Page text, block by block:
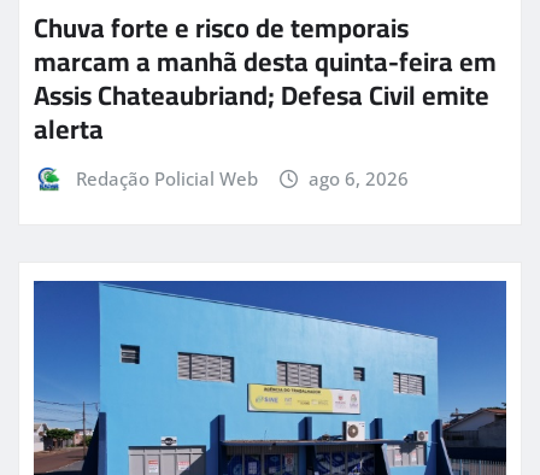
Chuva forte e risco de temporais
marcam a manhã desta quinta-feira em
Assis Chateaubriand; Defesa Civil emite
alerta
Redação Policial Web ago 6, 2026